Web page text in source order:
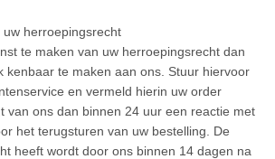
herroepingsrecht
te maken van uw herroepingsrecht dan
kenbaar te maken aan ons. Stuur hiervoor
en vermeld hierin uw order
van ons dan binnen 24 uur een reactie met
het terugsturen van uw bestelling. De
heeft wordt door ons binnen 14 dagen na